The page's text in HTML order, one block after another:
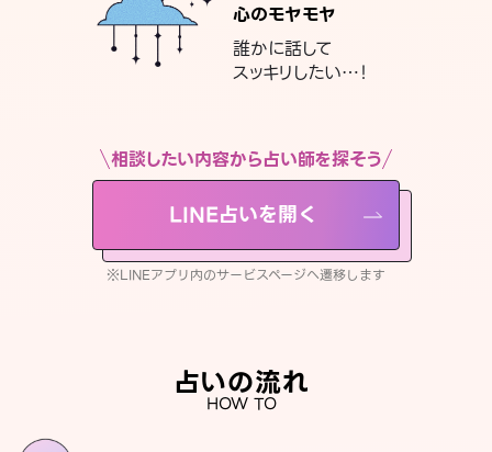
心のモヤモヤ
誰かに話して
スッキリしたい…！
相談したい内容から占い師を探そう
LINE占いを開く
※LINEアプリ内のサービスページへ遷移します
占いの流れ
HOW TO